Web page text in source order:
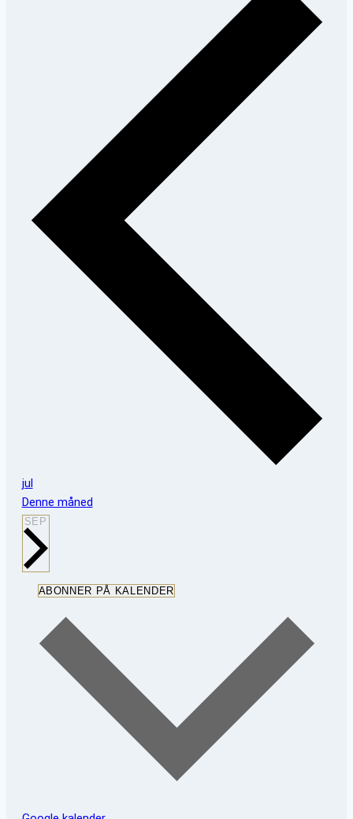
jul
Denne måned
SEP
ABONNER PÅ KALENDER